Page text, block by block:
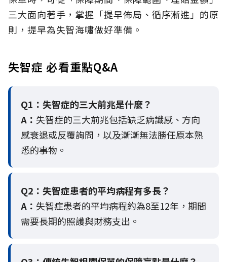
三大面向著手，掌握「提早佈局、循序漸進」的原
則，提早為失智海嘯做好準備。
失智症 必看重點Q&A
Q1：失智症的三大前兆是什麼？
A： 失智症的三大前兆包括缺乏病識感、方向
感衰退或反覆詢問，以及漸漸無法勝任原本熟
悉的事物。
Q2： 失智症患者的平均病程有多長？
A： 失智症患者的平均病程約為8至12年，期間
需要長期的照護與財務支出。